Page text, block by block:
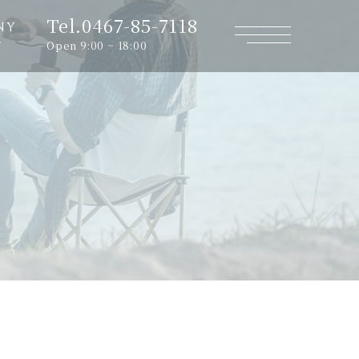
Tel.0467-85-7118
Open 9:00 ~ 18:00